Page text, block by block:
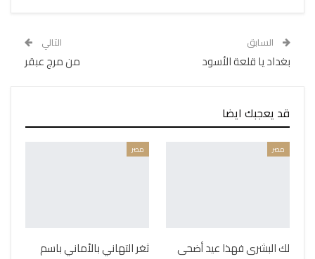
السابق
بغداد يا قلعة الأسود
التالي
من مرج عبقر
قد يعجبك ايضا
مصر
لك البشرى فهذا عيد أضحى
مصر
ثغر التهاني بالأماني باسم